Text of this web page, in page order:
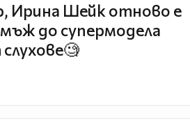
Ирина Шейк отново е
до супермодела